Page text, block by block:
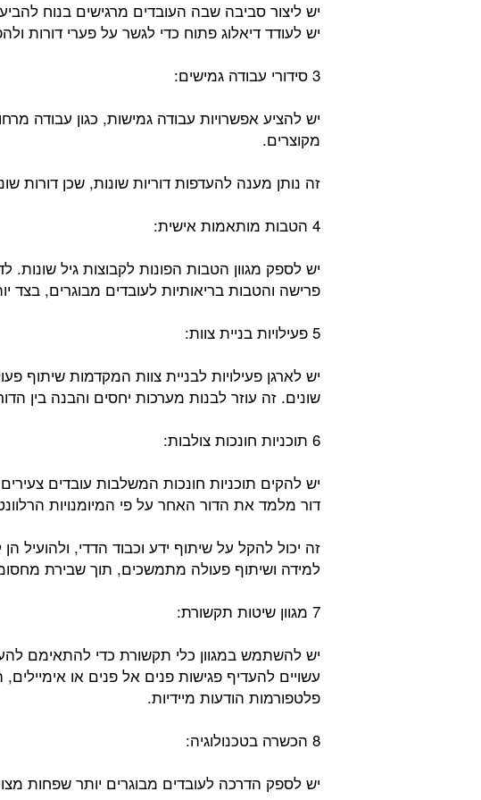
יש ליצור סביבה שבה העובדים מרגישים בנוח
יש לעודד דיאלוג פתוח כדי לגשר על פערי דורות
3 סידורי עבודה גמישים:
יש להציע אפשרויות עבודה גמישות, כגון עבודה
מקוצרים.
זה נותן מענה להעדפות דוריות שונות, שכן דורות
4 הטבות מותאמות אישית:
יש לספק מגוון הטבות הפונות לקבוצות גיל שונות.
פרישה והטבות בריאותיות לעובדים מבוגרים, בצד
5 פעילויות בניית צוות:
יש לארגן פעילויות לבניית צוות המקדמות שיתוף
שונים. זה עוזר לבנות מערכות יחסים והבנה בין
6 תוכניות חונכות צולבות:
יש להקים תוכניות חונכות המשלבות עובדים
דור מלמד את הדור האחר על פי המיומנויות
זה יכול להקל על שיתוף ידע וכבוד הדדי, ולהועיל
למידה ושיתוף פעולה מתמשכים, תוך שבירת
7 מגוון שיטות תקשורת:
יש להשתמש במגוון כלי תקשורת כדי להתאימם
עשויים להעדיף פגישות פנים אל פנים או
פלטפורמות הודעות מיידיות.
8 הכשרה בטכנולוגיה:
יש לספק הדרכה לעובדים מבוגרים יותר שפחות